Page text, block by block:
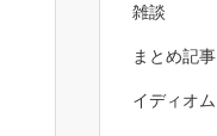
雑談
まとめ記事
イディオム